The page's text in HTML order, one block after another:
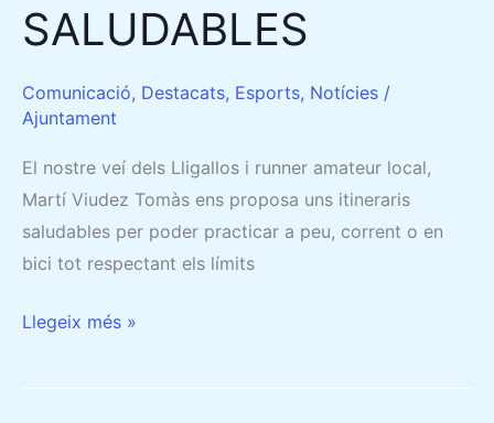
SALUDABLES
Comunicació, Destacats, Esports, Notícies /
Ajuntament
El nostre veí dels Lligallos i runner amateur local,
Martí Viudez Tomàs ens proposa uns itineraris
saludables per poder practicar a peu, corrent o en
bici tot respectant els límits
Llegeix més »